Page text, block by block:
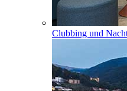
Clubbing und